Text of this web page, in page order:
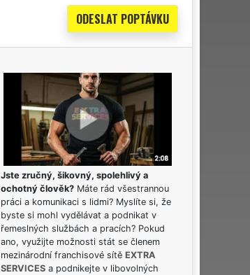
Jste zručný, šikovný, spolehlivý a
ochotný člověk? Máte rád všestrannou
práci a komunikaci s lidmi? Myslíte si, že
byste si mohl vydělávat a podnikat v
řemeslných službách a pracích? Pokud
ano, využijte možnosti stát se členem
mezinárodní franchisové sítě EXTRA
SERVICES a podnikejte v libovolných